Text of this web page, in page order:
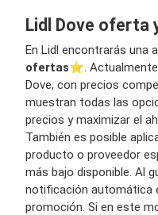
Lidl Dove oferta
En Lidl encontrarás una
ofertas⭐️.
Dove, con precios
muestran todas las
precios y maximizar el
También es posible
producto o proveedor
más bajo disponible. Al
notificación automática
promoción. Si en este